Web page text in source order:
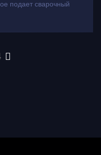
подает сварочный